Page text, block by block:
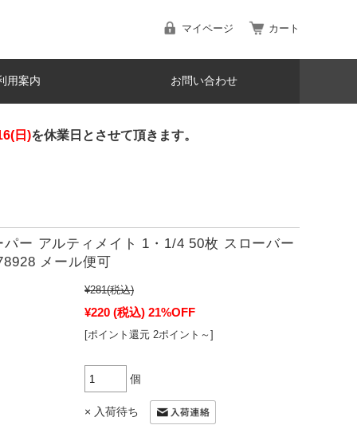
マイページ カート
用案内 お問い合わせ
日)を休業日とさせて頂きます。
パー アルティメイト 1・1/4 50枚 スローバー
メール便可
¥281(税込)
¥220 (税込) 21%OFF
[ポイント還元 2ポイント～]
個
× 入荷待ち